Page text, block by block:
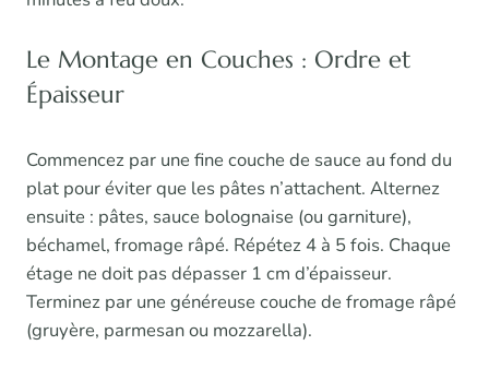
Le Montage en Couches : Ordre et
Épaisseur
Commencez par une fine couche de sauce au fond du
plat pour éviter que les pâtes n’attachent. Alternez
ensuite : pâtes, sauce bolognaise (ou garniture),
béchamel, fromage râpé. Répétez 4 à 5 fois. Chaque
étage ne doit pas dépasser 1 cm d’épaisseur.
Terminez par une généreuse couche de fromage râpé
(gruyère, parmesan ou mozzarella).